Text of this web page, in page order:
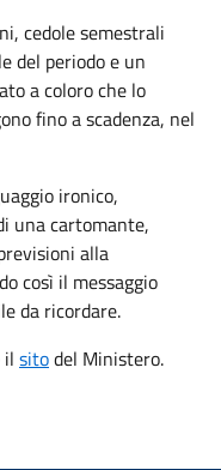
cedole semestrali
del periodo e un
a coloro che lo
fino a scadenza, nel
ironico,
una cartomante,
alla
così il messaggio
da ricordare.
il sitodel Ministero.